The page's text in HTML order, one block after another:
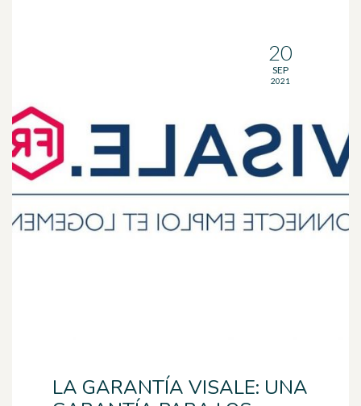
LA GARANTÍA VISALE: UNA
20
SEP
2021